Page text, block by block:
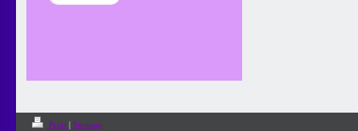
Print | Sitemap